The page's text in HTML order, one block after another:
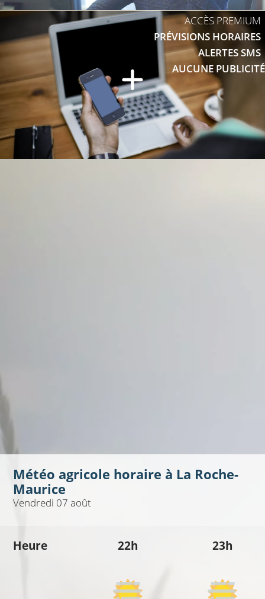
ACCÈS PREMIUM
PRÉVISIONS HORAIRES
ALERTES SMS
AUCUNE PUBLICITÉ
Météo agricole horaire à La Roche-
Maurice
Vendredi 07 août
Heure 22h 23h